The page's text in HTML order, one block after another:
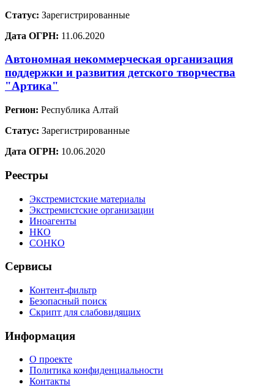
Статус: Зарегистрированные
Дата ОГРН: 11.06.2020
Автономная некоммерческая организация
поддержки и развития детского творчества
"Артика"
Регион: Республика Алтай
Статус: Зарегистрированные
Дата ОГРН: 10.06.2020
Реестры
Экстремистские материалы
Экстремистские организации
Иноагенты
НКО
СОНКО
Сервисы
Контент-фильтр
Безопасный поиск
Скрипт для слабовидящих
Информация
О проекте
Политика конфиденциальности
Контакты